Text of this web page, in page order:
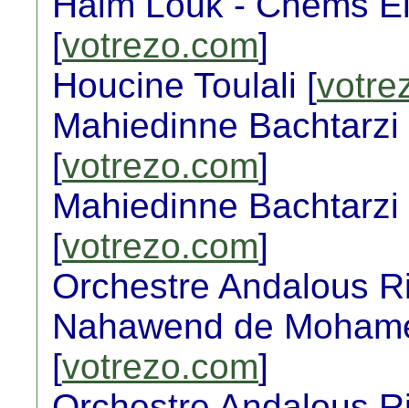
[votrezo.com]
Houcine Toulali [
Mahiedinne
[votrezo.com]
Mahiedinne
[votrezo.com]
Orchestre Andalous
Nahawend de
[votrezo.com]